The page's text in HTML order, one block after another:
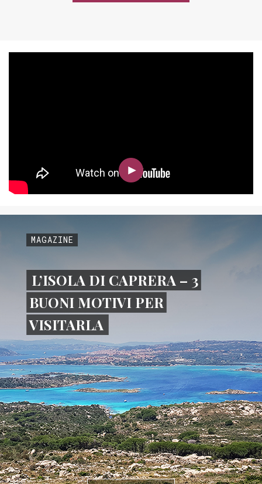
MAGAZINE
L’ISOLA DI CAPRERA – 3
BUONI MOTIVI PER
VISITARLA